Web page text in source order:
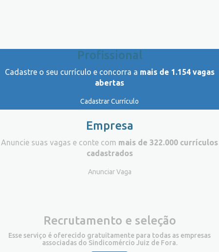
Profissional
Cadastre o seu currículo e concorra a mais de 1.154 vagas
abertas
Cadastrar Currículo
Empresa
Anuncie suas vagas e conte com mais de 322.000 currículos
cadastrados
Anunciar Vaga
Recrutamento e seleção
Esse serviço é oferecido gratuitamente para todas as empresas
associadas do Sindicomércio Juiz de Fora.